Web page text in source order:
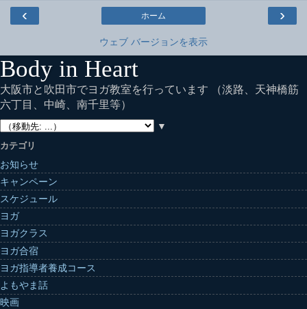
‹ ›
ホーム
ウェブ バージョンを表示
Body in Heart
大阪市と吹田市でヨガ教室を行っています （淡路、天神橋筋
六丁目、中崎、南千里等）
▼
カテゴリ
お知らせ
キャンペーン
スケジュール
ヨガ
ヨガクラス
ヨガ合宿
ヨガ指導者養成コース
よもやま話
映画